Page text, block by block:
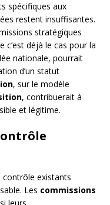
spécifiques aux
restent insuffisantes.
stratégiques
c’est déjà le cas pour la
nationale, pourrait
d’un statut
, sur le modèle
, contribuerait à
et légitime.
existants
Les commissions